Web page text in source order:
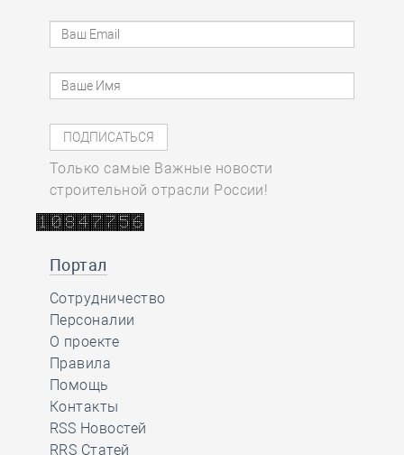
Только самые Важные новости
строительной отрасли России!
Портал
Сотрудничество
Персоналии
О проекте
Правила
Помощь
Контакты
RSS Новостей
RRS Статей